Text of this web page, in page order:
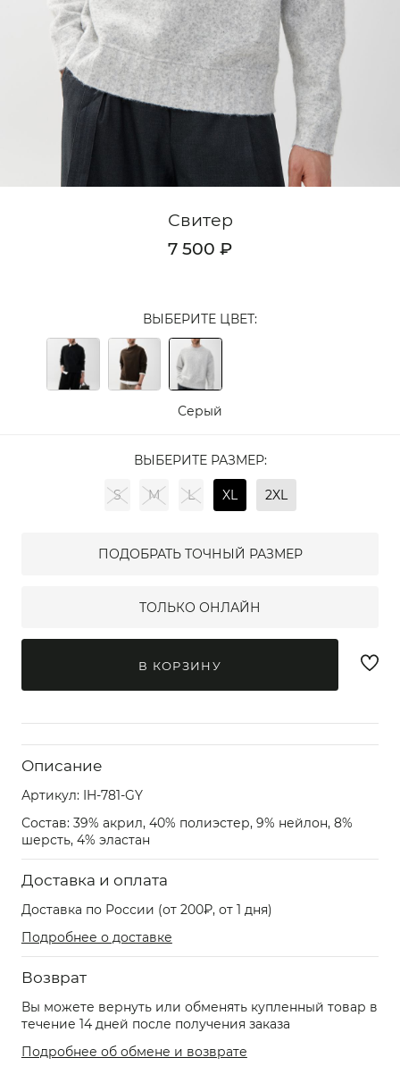
Свитер
7 500 ₽
ВЫБЕРИТЕ ЦВЕТ:
Серый
ВЫБЕРИТЕ РАЗМЕР:
S M L XL 2XL
ПОДОБРАТЬ ТОЧНЫЙ РАЗМЕР
ТОЛЬКО ОНЛАЙН
В КОРЗИНУ
Описание
Артикул: IH-781-GY
Состав: 39% акрил, 40% полиэстер, 9% нейлон, 8%
шерсть, 4% эластан
Доставка и оплата
Доставка по России (от 200₽, от 1 дня)
Подробнее о доставке
Возврат
Вы можете вернуть или обменять купленный товар в
течение 14 дней после получения заказа
Подробнее об обмене и возврате
Кардиганы
Комплекты
Лонгсливы
Поло
Рубашки
Аксессуары